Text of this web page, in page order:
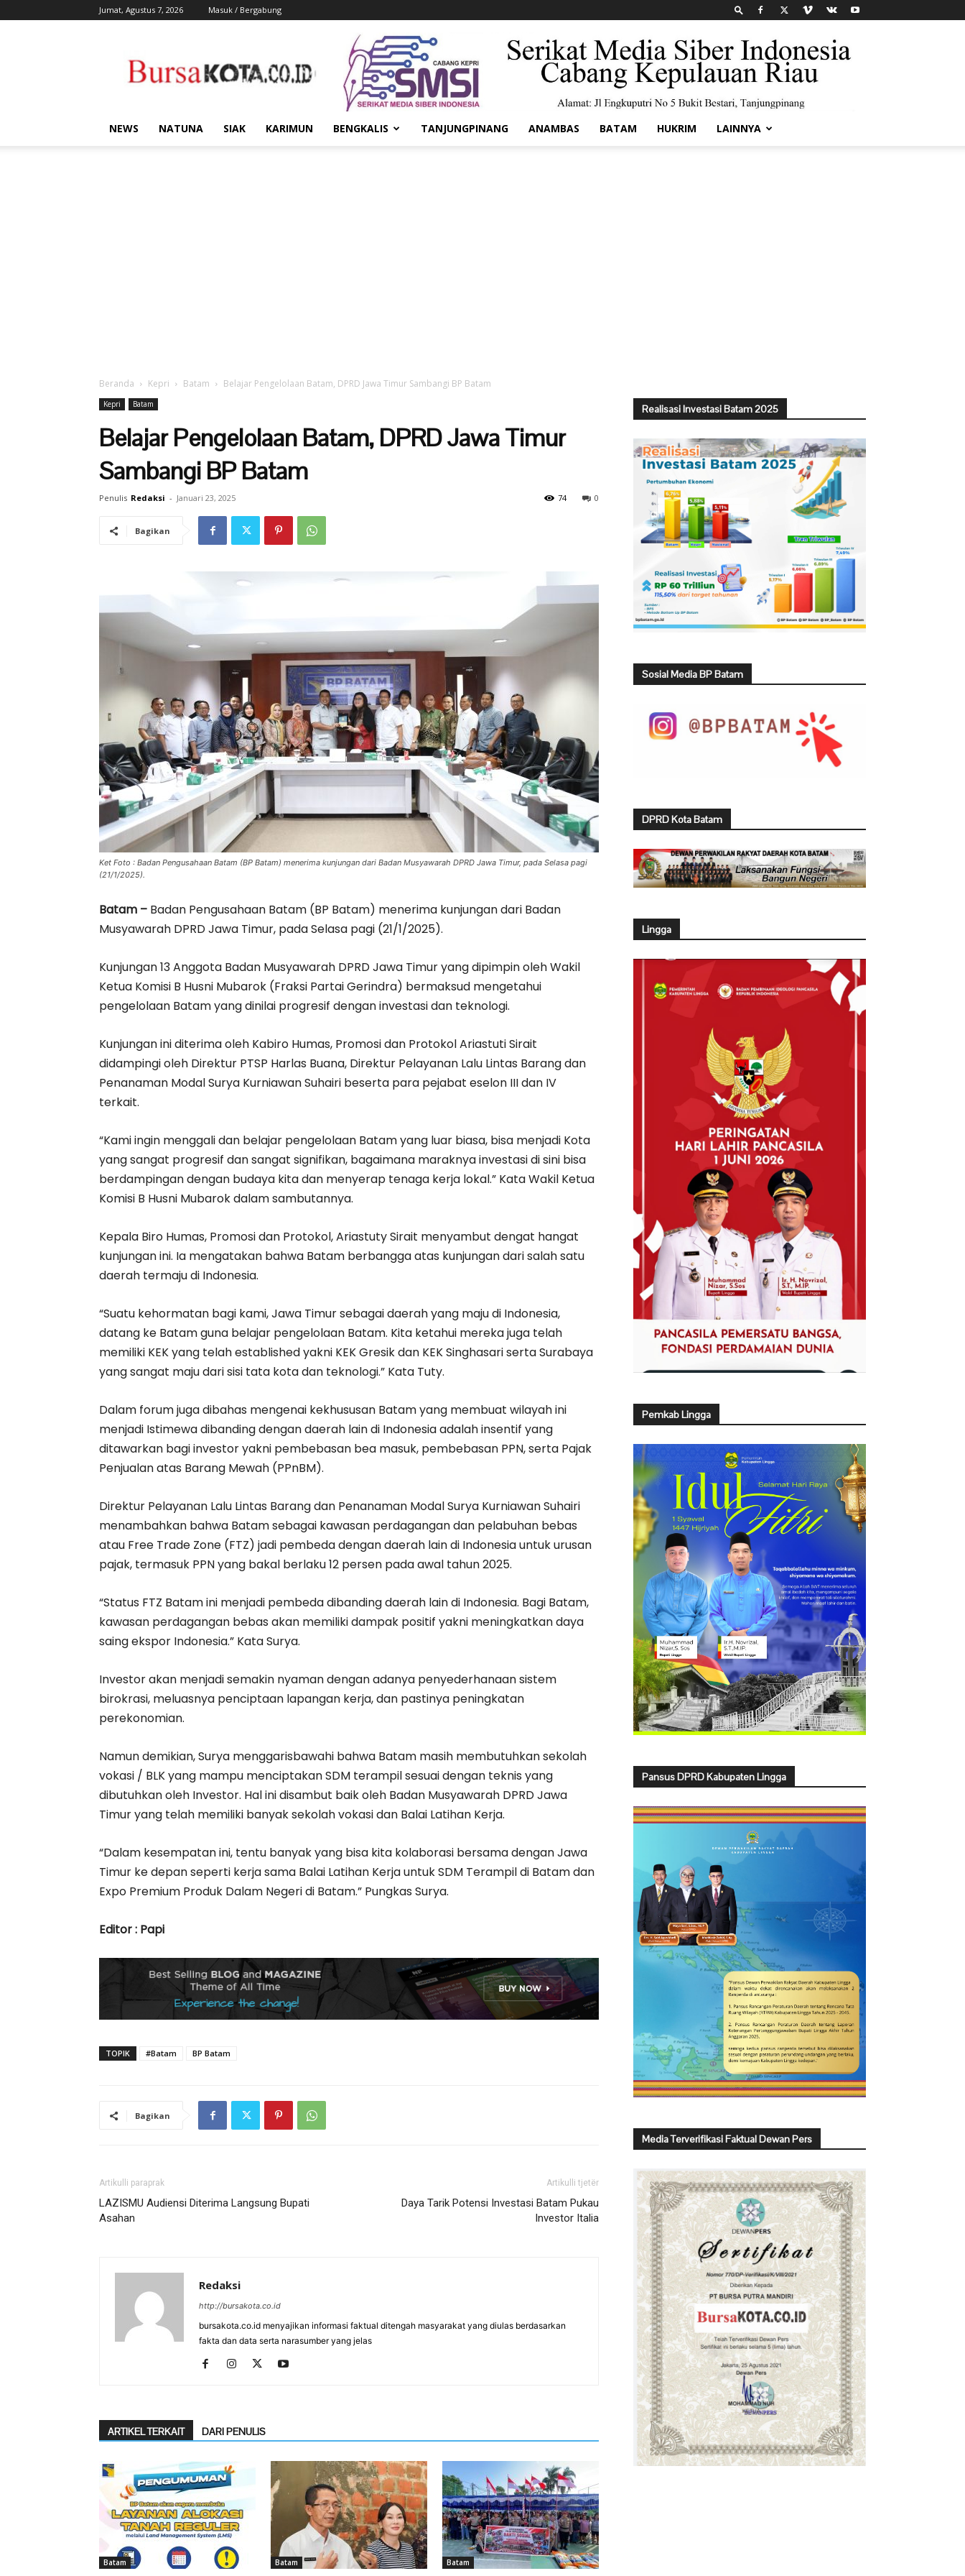
Jumat, Agustus 7, 2026 Masuk / Bergabung
Kota
NEWS NATUNA SIAK KARIMUN BENGKALIS TANJUNGPINANG ANAMBAS BATAM HUKRIM LAINNYA
Beranda Kepri Batam Belajar Pengelolaan Batam, DPRD Jawa Timur Sambangi BP Batam
Kepri Batam
Belajar Pengelolaan Batam, DPRD Jawa Timur
Sambangi BP Batam
Penulis Redaksi - Januari 23, 2025 0
74
Bagikan
Ket Foto : Badan Pengusahaan Batam (BP Batam) menerima kunjungan dari Badan Musyawarah DPRD Jawa Timur, pada Selasa pagi
(21/1/2025).
Batam – Badan Pengusahaan Batam (BP Batam) menerima kunjungan dari Badan
Musyawarah DPRD Jawa Timur, pada Selasa pagi (21/1/2025).
Kunjungan 13 Anggota Badan Musyawarah DPRD Jawa Timur yang dipimpin oleh Wakil
Ketua Komisi B Husni Mubarok (Fraksi Partai Gerindra) bermaksud mengetahui
pengelolaan Batam yang dinilai progresif dengan investasi dan teknologi.
Kunjungan ini diterima oleh Kabiro Humas, Promosi dan Protokol Ariastuti Sirait
didampingi oleh Direktur PTSP Harlas Buana, Direktur Pelayanan Lalu Lintas Barang dan
Penanaman Modal Surya Kurniawan Suhairi beserta para pejabat eselon III dan IV
terkait.
“Kami ingin menggali dan belajar pengelolaan Batam yang luar biasa, bisa menjadi Kota
yang sangat progresif dan sangat signifikan, bagaimana maraknya investasi di sini bisa
berdampingan dengan budaya kita dan menyerap tenaga kerja lokal.” Kata Wakil Ketua
Komisi B Husni Mubarok dalam sambutannya.
Kepala Biro Humas, Promosi dan Protokol, Ariastuty Sirait menyambut dengat hangat
kunjungan ini. Ia mengatakan bahwa Batam berbangga atas kunjungan dari salah satu
daerah termaju di Indonesia.
“Suatu kehormatan bagi kami, Jawa Timur sebagai daerah yang maju di Indonesia,
datang ke Batam guna belajar pengelolaan Batam. Kita ketahui mereka juga telah
memiliki KEK yang telah established yakni KEK Gresik dan KEK Singhasari serta Surabaya
yang sangat maju dari sisi tata kota dan teknologi.” Kata Tuty.
Dalam forum juga dibahas mengenai kekhususan Batam yang membuat wilayah ini
menjadi Istimewa dibanding dengan daerah lain di Indonesia adalah insentif yang
ditawarkan bagi investor yakni pembebasan bea masuk, pembebasan PPN, serta Pajak
Penjualan atas Barang Mewah (PPnBM).
Direktur Pelayanan Lalu Lintas Barang dan Penanaman Modal Surya Kurniawan Suhairi
menambahkan bahwa Batam sebagai kawasan perdagangan dan pelabuhan bebas
atau Free Trade Zone (FTZ) jadi pembeda dengan daerah lain di Indonesia untuk urusan
pajak, termasuk PPN yang bakal berlaku 12 persen pada awal tahun 2025.
“Status FTZ Batam ini menjadi pembeda dibanding daerah lain di Indonesia. Bagi Batam,
kawasan perdagangan bebas akan memiliki dampak positif yakni meningkatkan daya
saing ekspor Indonesia.” Kata Surya.
Investor akan menjadi semakin nyaman dengan adanya penyederhanaan sistem
birokrasi, meluasnya penciptaan lapangan kerja, dan pastinya peningkatan
perekonomian.
Namun demikian, Surya menggarisbawahi bahwa Batam masih membutuhkan sekolah
vokasi / BLK yang mampu menciptakan SDM terampil sesuai dengan teknis yang
dibutuhkan oleh Investor. Hal ini disambut baik oleh Badan Musyawarah DPRD Jawa
Timur yang telah memiliki banyak sekolah vokasi dan Balai Latihan Kerja.
“Dalam kesempatan ini, tentu banyak yang bisa kita kolaborasi bersama dengan Jawa
Timur ke depan seperti kerja sama Balai Latihan Kerja untuk SDM Terampil di Batam dan
Expo Premium Produk Dalam Negeri di Batam.” Pungkas Surya.
Editor : Papi
TOPIK #Batam BP Batam
Bagikan
Artikulli paraprak
LAZISMU Audiensi Diterima Langsung Bupati
Asahan
Artikulli tjetër
Daya Tarik Potensi Investasi Batam Pukau
Investor Italia
Redaksi
http://bursakota.co.id
bursakota.co.id menyajikan informasi faktual ditengah masyarakat yang diulas berdasarkan
fakta dan data serta narasumber yang jelas
ARTIKEL TERKAIT DARI PENULIS
Batam Batam Batam
Realisasi Investasi Batam 2025
Sosial Media BP Batam
DPRD Kota Batam
Lingga
Pemkab Lingga
Pansus DPRD Kabupaten Lingga
Media Terverifikasi Faktual Dewan Pers